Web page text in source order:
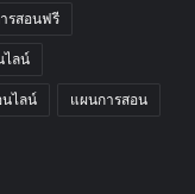
รสอนฟรี
ไลน์
ไลน์ แผนการสอน